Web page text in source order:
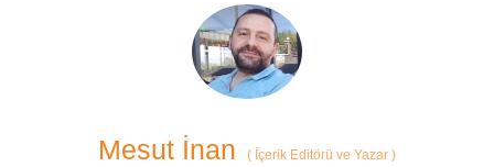
Mesut İnan ( İçerik Editörü ve Yazar )